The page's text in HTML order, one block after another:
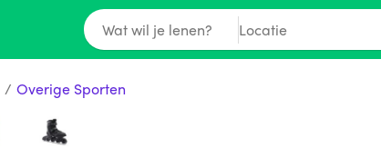
Wat wil je lenen? Locatie
/ Overige Sporten